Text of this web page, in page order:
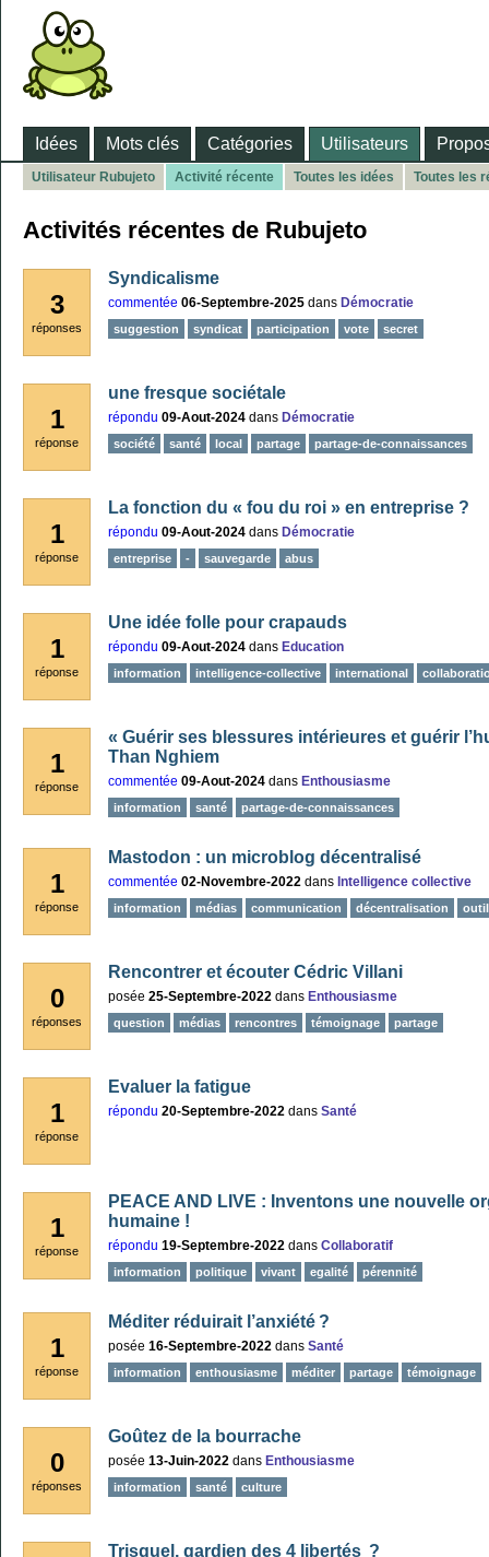
Idées Mots clés Catégories Utilisateurs
Utilisateur Rubujeto Activité récente Toutes les idées Toutes les
Activités récentes de Rubujeto
3
réponses
Syndicalisme
commentée 06-Septembre-2025 dans Démocratie
suggestion syndicat participation vote secret
1
réponse
une fresque sociétale
répondu 09-Aout-2024 dans Démocratie
société santé local partage partage-de-connaissances
1
réponse
La fonction du « fou du roi » en entreprise ?
répondu 09-Aout-2024 dans Démocratie
entreprise - sauvegarde abus
1
réponse
Une idée folle pour crapauds
répondu 09-Aout-2024 dans Education
information intelligence-collective international
1
réponse
« Guérir ses blessures intérieures et guérir
Than Nghiem
commentée 09-Aout-2024 dans Enthousiasme
information santé partage-de-connaissances
1
réponse
Mastodon : un microblog décentralisé
commentée 02-Novembre-2022 dans Intelligence collective
information médias communication décentralisation
0
réponses
Rencontrer et écouter Cédric Villani
posée 25-Septembre-2022 dans Enthousiasme
question médias rencontres témoignage partage
1
réponse
Evaluer la fatigue
répondu 20-Septembre-2022 dans Santé
1
réponse
PEACE AND LIVE : Inventons une nouvelle
humaine !
répondu 19-Septembre-2022 dans Collaboratif
information politique vivant egalité pérennité
1
réponse
Méditer réduirait l’anxiété ?
posée 16-Septembre-2022 dans Santé
information enthousiasme méditer partage témoignage
0
réponses
Goûtez de la bourrache
posée 13-Juin-2022 dans Enthousiasme
information santé culture
Trisquel, gardien des 4 libertés ?